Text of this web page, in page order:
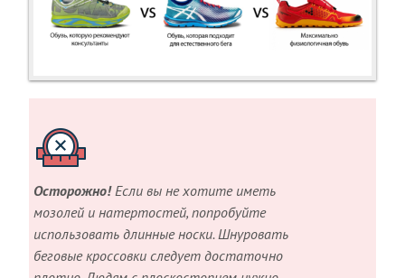
Осторожно!Если вы не хотите иметь
мозолей и натертостей, попробуйте
использовать длинные носки. Шнуровать
беговые кроссовки следует достаточно